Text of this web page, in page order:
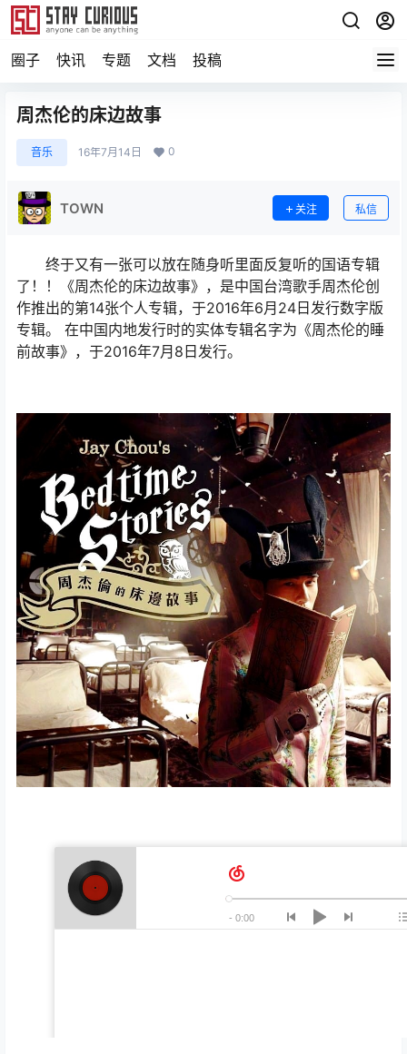
圈子 快讯 专题 文档 投稿
周杰伦的床边故事
音乐 16年7月14日 0
TOWN 关注 私信
终于又有一张可以放在随身听里面反复听的国语专辑
了！！《周杰伦的床边故事》，是中国台湾歌手周杰伦创
作推出的第14张个人专辑，于2016年6月24日发行数字版
专辑。 在中国内地发行时的实体专辑名字为《周杰伦的睡
前故事》，于2016年7月8日发行。